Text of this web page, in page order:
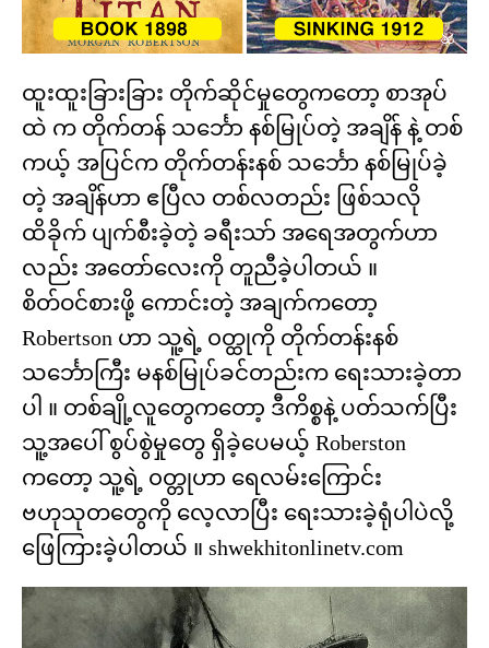
ထူးထူးခြားခြား တိုက်ဆိုင်မှုတွေကတော့ စာအုပ်
ထဲ က တိုက်တန် သင်္ဘော နစ်မြုပ်တဲ့ အချိန် နဲ့ တစ်
ကယ့် အပြင်က တိုက်တန်းနစ် သင်္ဘော နစ်မြုပ်ခဲ့
တဲ့ အချိန်ဟာ ဧပြီလ တစ်လတည်း ဖြစ်သလို
ထိခိုက် ပျက်စီးခဲ့တဲ့ ခရီးသာ် အရေအတွက်ဟာ
လည်း အတော်လေးကို တူညီခဲ့ပါတယ် ။
စိတ်ဝင်စားဖို့ ကောင်းတဲ့ အချက်ကတော့
Robertson ဟာ သူ့ရဲ့ ၀တ္ထုကို တိုက်တန်းနစ်
သင်္ဘောကြီး မနစ်မြုပ်ခင်တည်းက ရေးသားခဲ့တာ
ပါ ။ တစ်ချို့လူတွေကတော့ ဒီကိစ္စနဲ့ ပတ်သက်ပြီး
သူ့အပေါ် စွပ်စွဲမှုတွေ ရှိခဲ့ပေမယ့် Roberston
ကတော့ သူ့ရဲ့ ၀တ္တုဟာ ရေလမ်းကြောင်း
ဗဟုသုတတွေကို လေ့လာပြီး ရေးသားခဲ့ရုံပါပဲလို့
ဖြေကြားခဲ့ပါတယ် ။ shwekhitonlinetv.com